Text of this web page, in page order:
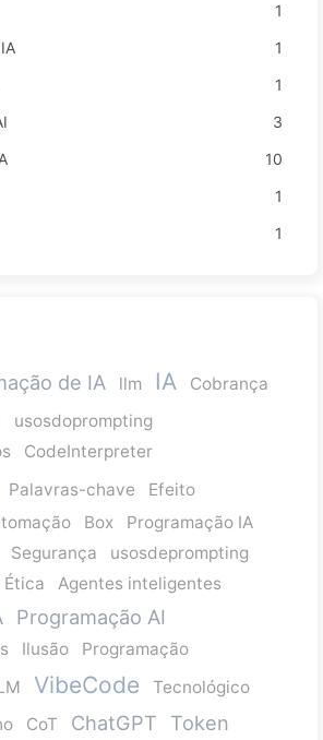
1
1
1
3
10
1
1
de IA llm IA Cobrança
usosdoprompting
CodeInterpreter
Palavras-chave
Efeito
Box
Programação IA
Segurança
usosdeprompting
Ética Agentes inteligentes
Programação AI
Ilusão
Programação
VibeCode
Tecnológico
CoT ChatGPT Token